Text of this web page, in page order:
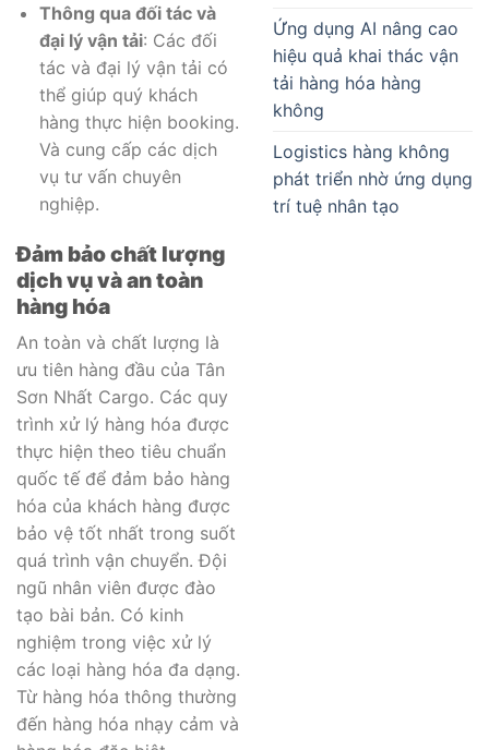
Thông qua đối tác và
đại lý vận tải: Các đối
tác và đại lý vận tải có
thể giúp quý khách
hàng thực hiện booking.
Và cung cấp các dịch
vụ tư vấn chuyên
nghiệp.
Đảm bảo chất lượng
dịch vụ và an toàn
hàng hóa
An toàn và chất lượng là
ưu tiên hàng đầu của Tân
Sơn Nhất Cargo. Các quy
trình xử lý hàng hóa được
thực hiện theo tiêu chuẩn
quốc tế để đảm bảo hàng
hóa của khách hàng được
bảo vệ tốt nhất trong suốt
quá trình vận chuyển. Đội
ngũ nhân viên được đào
tạo bài bản. Có kinh
nghiệm trong việc xử lý
các loại hàng hóa đa dạng.
Từ hàng hóa thông thường
đến hàng hóa nhạy cảm và
Ứng dụng AI nâng cao
hiệu quả khai thác vận
tải hàng hóa hàng
không
Logistics hàng không
phát triển nhờ ứng dụng
trí tuệ nhân tạo